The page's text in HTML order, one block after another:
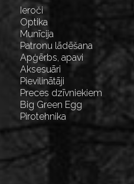
Ieroči
Optika
Munīcija
Patronu lādēšana
Apģērbs, apavi
Aksesuāri
Pievilinātāji
Preces dzīvniekiem
Big Green Egg
Pirotehnika